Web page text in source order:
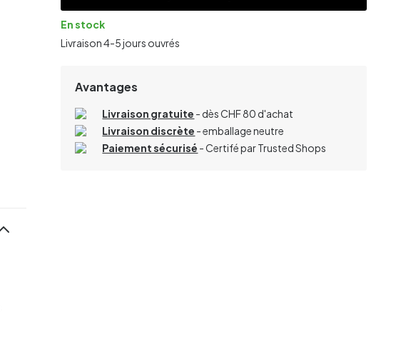
En stock
Livraison 4-5 jours ouvrés
Avantages
Livraison gratuite - dès CHF 80 d'achat
Livraison discrète - emballage neutre
Paiement sécurisé - Certifé par Trusted Shops